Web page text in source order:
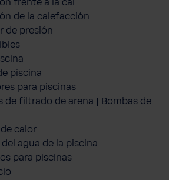
frente a la cal
de la calefacción
de presión
piscina
para piscinas
de filtrado de arena | Bombas de
calor
agua de la piscina
para piscinas